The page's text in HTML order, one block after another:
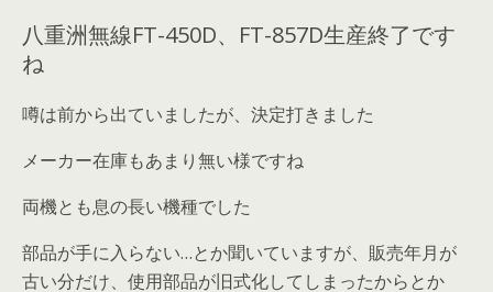
八重洲無線FT-450D、FT-857D生産終了です
ね
噂は前から出ていましたが、決定打きました
メーカー在庫もあまり無い様ですね
両機とも息の長い機種でした
部品が手に入らない…とか聞いていますが、販売年月が
古い分だけ、使用部品が旧式化してしまったからとか